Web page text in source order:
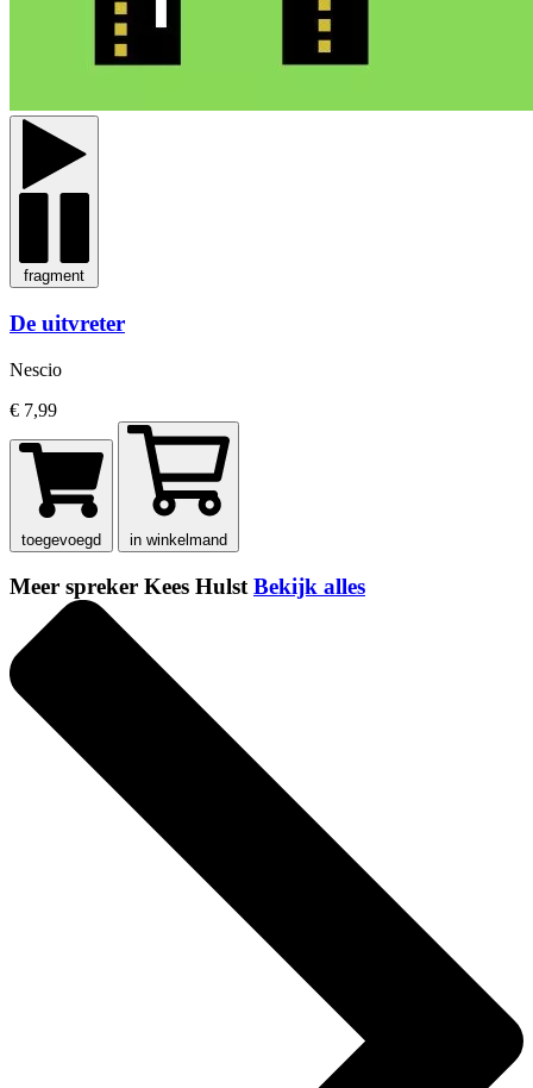
fragment
De uitvreter
Nescio
€ 7,99
toegevoegd in winkelmand
Meer spreker Kees HulstBekijk alles